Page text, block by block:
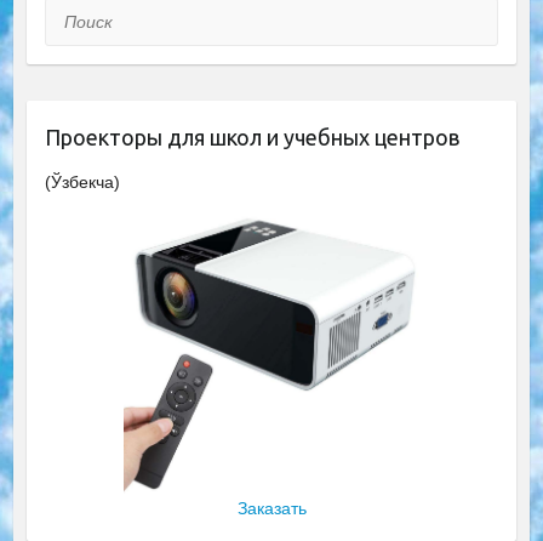
Поиск
Проекторы для школ и учебных центров
(Ўзбекча)
Заказать